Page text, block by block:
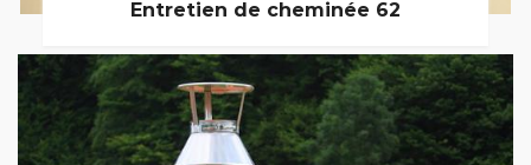
Entretien de cheminée 62